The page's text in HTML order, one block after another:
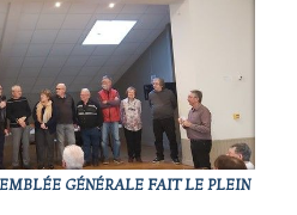
GÉNÉRALE FAIT LE PLEIN